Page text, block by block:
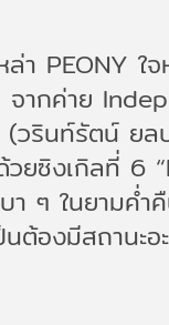
ล่า PEONY
) จากค่าย
วรินท์รัตน์ ย
ยซิงเกิลที่ 6
บา ๆ ในยามค่
นต้องมีสถาน